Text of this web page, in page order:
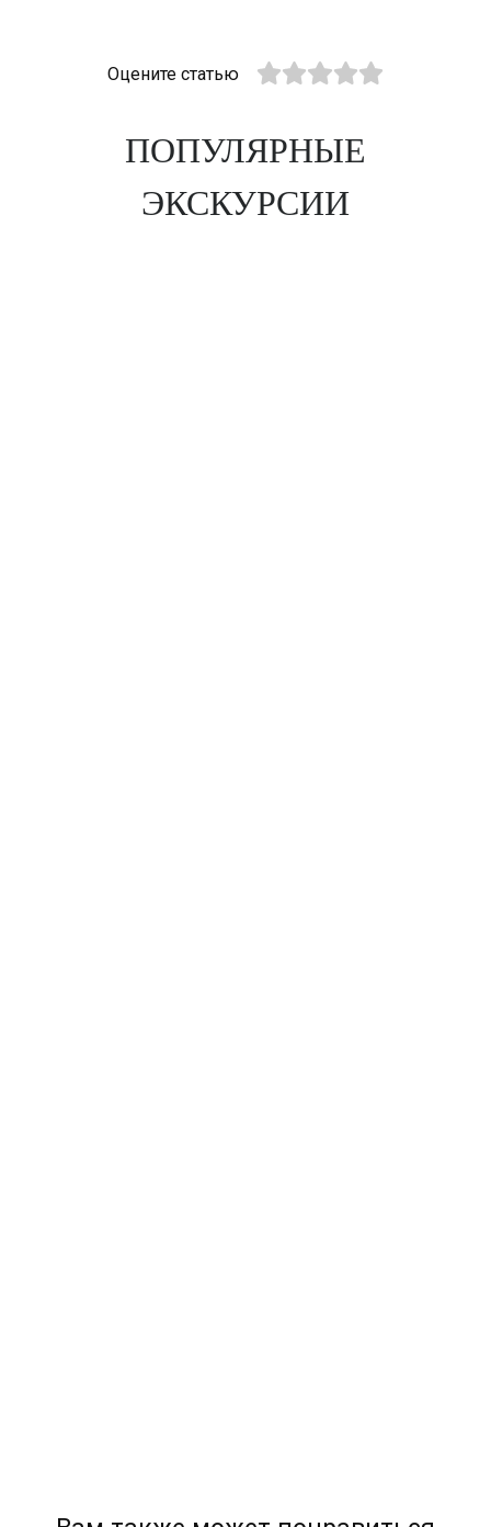
Оцените статью
ПОПУЛЯРНЫЕ
ЭКСКУРСИИ